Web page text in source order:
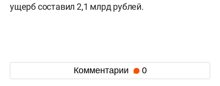
ущерб составил 2,1 млрд рублей.
Комментарии 0